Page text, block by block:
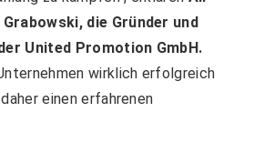
die Gründer und
United Promotion GmbH.
wirklich erfolgreich
einen erfahrenen